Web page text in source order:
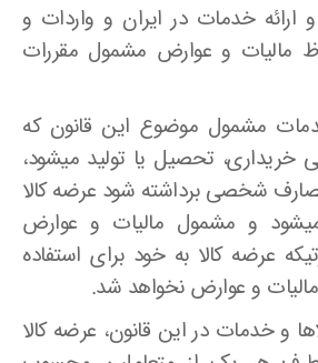
و ارائه خدمات در ایران و واردات و
مالیات و عوارض مشمول مقررات
و خدمات مشمول موضوع این قانون که
تحصیل یا تولید میشود،
شخصی برداشته شود عرضه کالا
و مشمول مالیات و عوارض
عرضه کالا به خود برای استفاده
و عوارض نخواهد شد.
کالاها و خدمات در این قانون، عرضه کالا